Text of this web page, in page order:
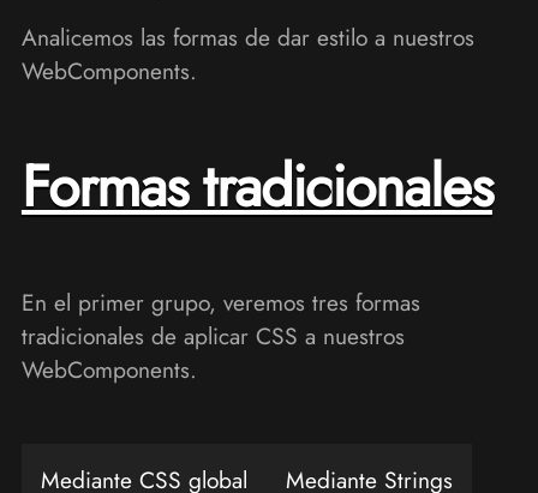
Analicemos las formas de dar estilo a nuestros
WebComponents.
Formas tradicionales
En el primer grupo, veremos tres formas
tradicionales de aplicar CSS a nuestros
WebComponents.
Mediante CSS global Mediante Strings